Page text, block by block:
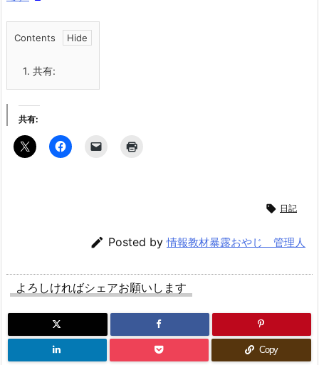
Contents
1. 共有:
共有:
 日記
 Posted by情報教材暴露おやじ 管理人
よろしければシェアお願いします
Copy